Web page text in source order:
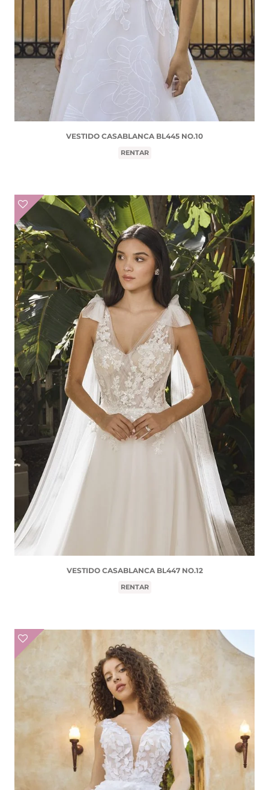
VESTIDO CASABLANCA BL445 NO.10
RENTAR
VESTIDO CASABLANCA BL447 NO.12
RENTAR